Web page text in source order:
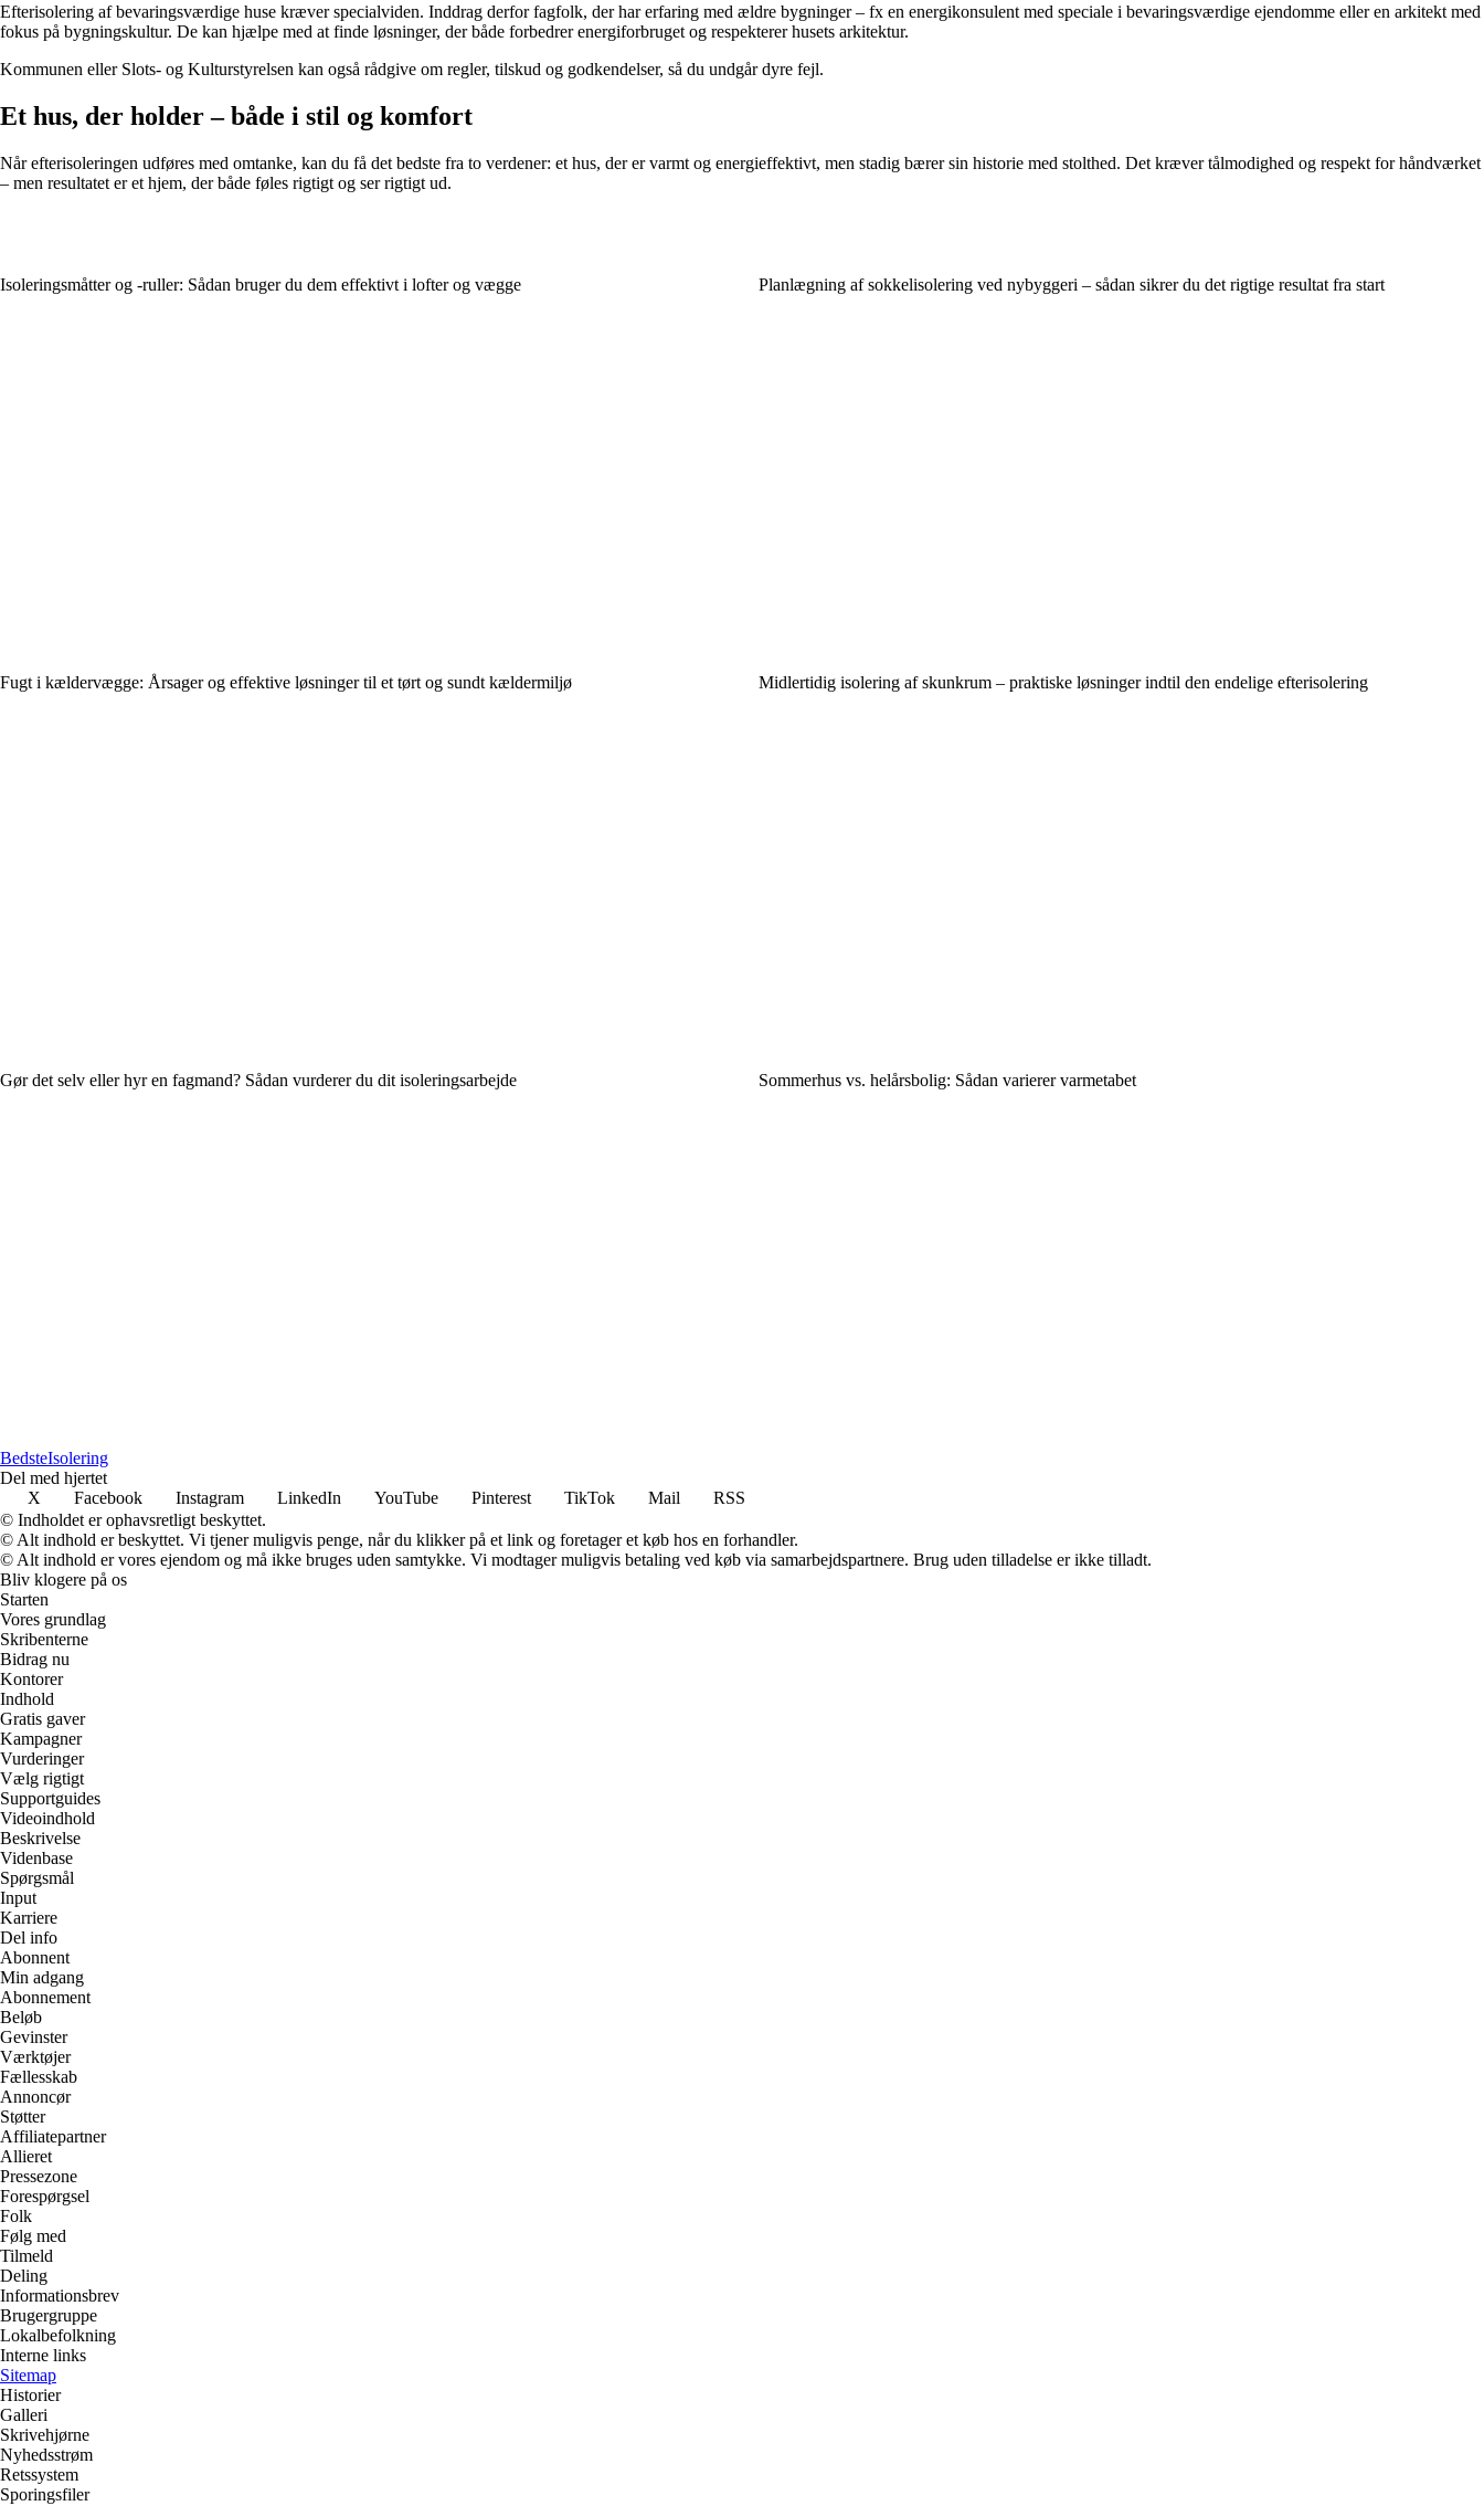
Efterisolering af bevaringsværdige huse kræver specialviden. Inddrag derfor fagfolk, der har erfaring med ældre bygninger – fx en energikonsulent med speciale i bevaringsværdige ejendomme eller en arkitekt med
fokus på bygningskultur. De kan hjælpe med at finde løsninger, der både forbedrer energiforbruget og respekterer husets arkitektur.
Kommunen eller Slots- og Kulturstyrelsen kan også rådgive om regler, tilskud og godkendelser, så du undgår dyre fejl.
Et hus, der holder – både i stil og komfort
Når efterisoleringen udføres med omtanke, kan du få det bedste fra to verdener: et hus, der er varmt og energieffektivt, men stadig bærer sin historie med stolthed. Det kræver tålmodighed og respekt for håndværket
– men resultatet er et hjem, der både føles rigtigt og ser rigtigt ud.
Isoleringsmåtter og -ruller: Sådan bruger du dem effektivt i lofter og vægge Planlægning af sokkelisolering ved nybyggeri – sådan sikrer du det rigtige resultat fra start
Fugt i kældervægge: Årsager og effektive løsninger til et tørt og sundt kældermiljø Midlertidig isolering af skunkrum – praktiske løsninger indtil den endelige efterisolering
Gør det selv eller hyr en fagmand? Sådan vurderer du dit isoleringsarbejde Sommerhus vs. helårsbolig: Sådan varierer varmetabet
BedsteIsolering
Del med hjertet
X
Facebook Instagram LinkedIn YouTube Pinterest TikTok Mail
RSS
© Indholdet er ophavsretligt beskyttet.
© Alt indhold er beskyttet. Vi tjener muligvis penge, når du klikker på et link og foretager et køb hos en forhandler.
© Alt indhold er vores ejendom og må ikke bruges uden samtykke. Vi modtager muligvis betaling ved køb via samarbejdspartnere. Brug uden tilladelse er ikke tilladt.
Bliv klogere på os
Starten
Vores grundlag
Skribenterne
Bidrag nu
Kontorer
Indhold
Gratis gaver
Kampagner
Vurderinger
Vælg rigtigt
Supportguides
Videoindhold
Beskrivelse
Videnbase
Spørgsmål
Input
Karriere
Del info
Abonnent
Min adgang
Abonnement
Beløb
Gevinster
Værktøjer
Fællesskab
Annoncør
Støtter
Affiliatepartner
Allieret
Pressezone
Forespørgsel
Folk
Følg med
Tilmeld
Deling
Informationsbrev
Brugergruppe
Lokalbefolkning
Interne links
Sitemap
Historier
Galleri
Skrivehjørne
Nyhedsstrøm
Retssystem
Sporingsfiler